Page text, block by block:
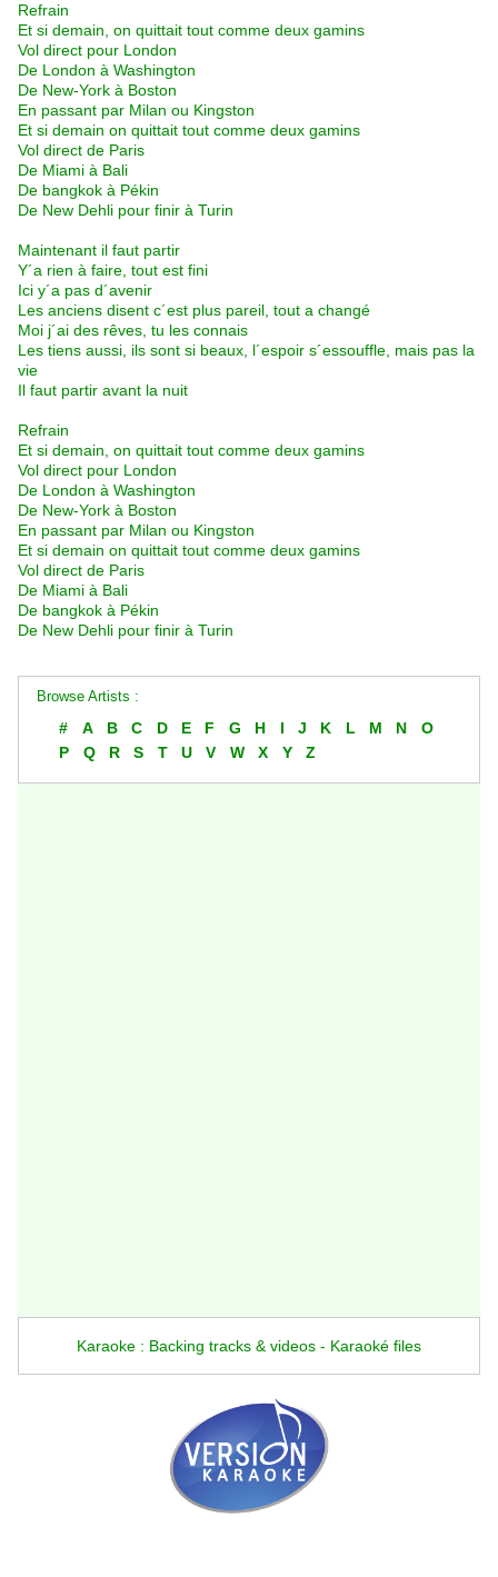
Refrain
Et si demain, on quittait tout comme deux gamins
Vol direct pour London
De London à Washington
De New-York à Boston
En passant par Milan ou Kingston
Et si demain on quittait tout comme deux gamins
Vol direct de Paris
De Miami à Bali
De bangkok à Pékin
De New Dehli pour finir à Turin
Maintenant il faut partir
Y´a rien à faire, tout est fini
Ici y´a pas d´avenir
Les anciens disent c´est plus pareil, tout a changé
Moi j´ai des rêves, tu les connais
Les tiens aussi, ils sont si beaux, l´espoir s´essouffle, mais pas la
vie
Il faut partir avant la nuit
Refrain
Et si demain, on quittait tout comme deux gamins
Vol direct pour London
De London à Washington
De New-York à Boston
En passant par Milan ou Kingston
Et si demain on quittait tout comme deux gamins
Vol direct de Paris
De Miami à Bali
De bangkok à Pékin
De New Dehli pour finir à Turin
Browse Artists :
# A B C D E F G H I J K L M N
O
P
Q R S T U V W X Y Z
Karaoke : Backing tracks & videos - Karaoké files